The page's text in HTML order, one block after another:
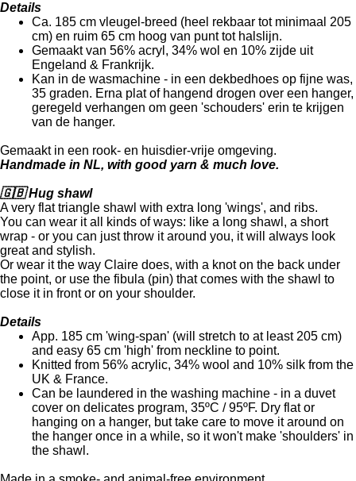
Details
Ca. 185 cm vleugel-breed (heel rekbaar tot minimaal 205
cm) en ruim 65 cm hoog van punt tot halslijn.
Gemaakt van 56% acryl, 34% wol en 10% zijde uit
Engeland & Frankrijk.
Kan in de wasmachine - in een dekbedhoes op fijne was,
35 graden. Erna plat of hangend drogen over een hanger,
geregeld verhangen om geen 'schouders' erin te krijgen
van de hanger.
Gemaakt in een rook- en huisdier-vrije omgeving.
Handmade in NL, with good yarn & much love.
🇬🇧 Hug shawl
A very flat triangle shawl with extra long 'wings', and ribs.
You can wear it all kinds of ways: like a long shawl, a short
wrap - or you can just throw it around you, it will always look
great and stylish.
Or wear it the way Claire does, with a knot on the back under
the point, or use the fibula (pin) that comes with the shawl to
close it in front or on your shoulder.
Details
App. 185 cm 'wing-span' (will stretch to at least 205 cm)
and easy 65 cm 'high' from neckline to point.
Knitted from 56% acrylic, 34% wool and 10% silk from the
UK & France.
Can be laundered in the washing machine - in a duvet
cover on delicates program, 35ºC / 95ºF. Dry flat or
hanging on a hanger, but take care to move it around on
the hanger once in a while, so it won't make 'shoulders' in
the shawl.